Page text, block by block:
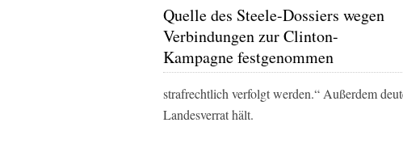
Quelle des Steele-Dossiers wegen
Verbindungen zur Clinton-
Kampagne festgenommen
strafrechtlich verfolgt werden.“ Außerdem
Landesverrat hält.